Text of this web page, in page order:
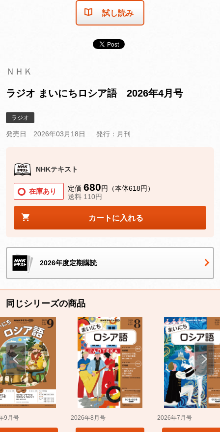
試し読み
ＮＨＫ
ラジオ まいにちロシア語 2026年4月号
ラジオ
発売日 2026年03月18日 発行：月刊
NHKテキスト
在庫あり 定価 680円（本体618円）
送料 110円
カートに入れる
2026年度定期購読
同じシリーズの商品
9月号 2026年8月号 2026年7月号